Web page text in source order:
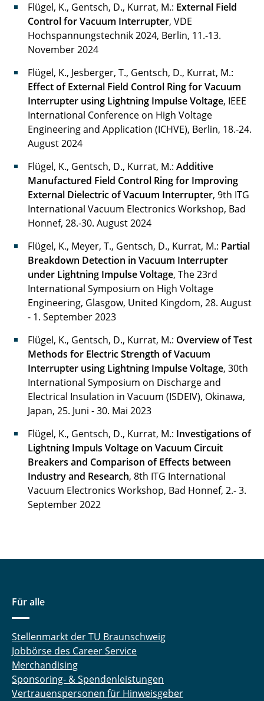
Flügel, K., Gentsch, D., Kurrat, M.: External Field
Control for Vacuum Interrupter, VDE
Hochspannungstechnik 2024, Berlin, 11.-13.
November 2024
Flügel, K., Jesberger, T., Gentsch, D., Kurrat, M.:
Effect of External Field Control Ring for Vacuum
Interrupter using Lightning Impulse Voltage, IEEE
International Conference on High Voltage
Engineering and Application (ICHVE), Berlin, 18.-24.
August 2024
Flügel, K., Gentsch, D., Kurrat, M.: Additive
Manufactured Field Control Ring for Improving
External Dielectric of Vacuum Interrupter, 9th ITG
International Vacuum Electronics Workshop, Bad
Honnef, 28.-30. August 2024
Flügel, K., Meyer, T., Gentsch, D., Kurrat, M.: Partial
Breakdown Detection in Vacuum Interrupter
under Lightning Impulse Voltage, The 23rd
International Symposium on High Voltage
Engineering, Glasgow, United Kingdom, 28. August
- 1. September 2023
Flügel, K., Gentsch, D., Kurrat, M.: Overview of Test
Methods for Electric Strength of Vacuum
Interrupter using Lightning Impulse Voltage, 30th
International Symposium on Discharge and
Electrical Insulation in Vacuum (ISDEIV), Okinawa,
Japan, 25. Juni - 30. Mai 2023
Flügel, K., Gentsch, D., Kurrat, M.: Investigations of
Lightning Impuls Voltage on Vacuum Circuit
Breakers and Comparison of Effects between
Industry and Research, 8th ITG International
Vacuum Electronics Workshop, Bad Honnef, 2.- 3.
September 2022
Für alle
Stellenmarkt der TU Braunschweig
Jobbörse des Career Service
Merchandising
Sponsoring- & Spendenleistungen
Vertrauenspersonen für Hinweisgeber